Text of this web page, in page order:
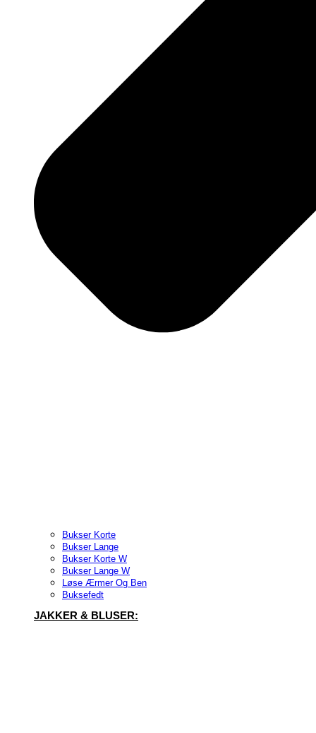
Bukser Korte
Bukser Lange
Bukser Korte W
Bukser Lange W
Løse Ærmer Og Ben
Buksefedt
JAKKER & BLUSER: